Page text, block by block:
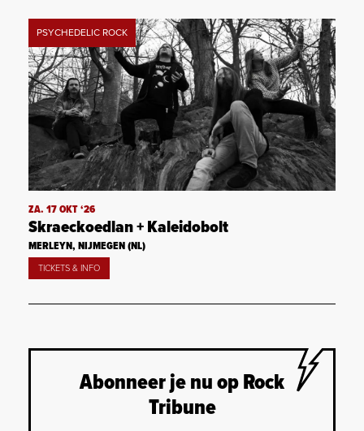
PSYCHEDELIC ROCK
ZA. 17 OKT ‘26
Skraeckoedlan + Kaleidobolt
MERLEYN, NIJMEGEN (NL)
TICKETS & INFO
Abonneer je nu op Rock
Tribune